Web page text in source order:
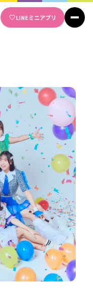
LINEミニアプリ